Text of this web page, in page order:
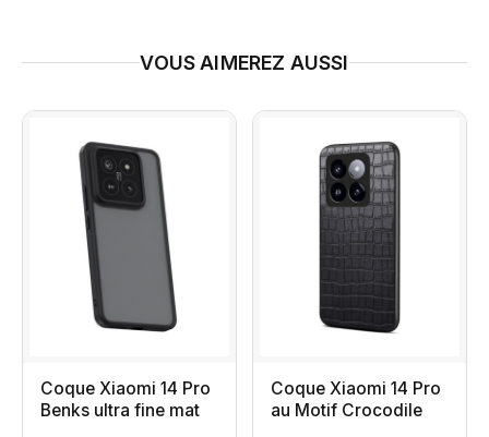
VOUS AIMEREZ AUSSI
Coque Xiaomi 14 Pro
Benks ultra fine mat
Coque Xiaomi 14 Pro
au Motif Crocodile